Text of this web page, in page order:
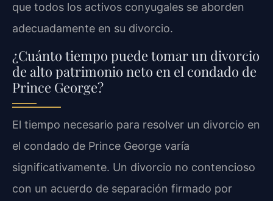
que todos los activos conyugales se aborden
adecuadamente en su divorcio.
¿Cuánto tiempo puede tomar un divorcio
de alto patrimonio neto en el condado de
Prince George?
El tiempo necesario para resolver un divorcio en
el condado de Prince George varía
significativamente. Un divorcio no contencioso
con un acuerdo de separación firmado por